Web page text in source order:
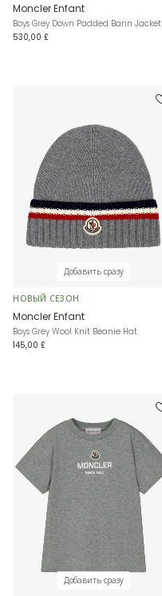
Moncler Enfant
Boys Grey Down Padded Barin Jacket
530,00 £
Добавить сразу
НОВЫЙ СЕЗОН
Moncler Enfant
Boys Grey Wool Knit Beanie Hat
145,00 £
Добавить сразу